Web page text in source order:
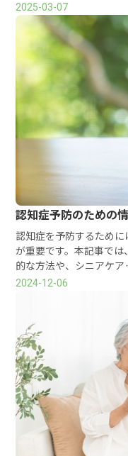
2025-03-07
認知症予防のための
認知症を予防するため
が重要です。本記事で
的な方法や、シニアケ
2024-12-06